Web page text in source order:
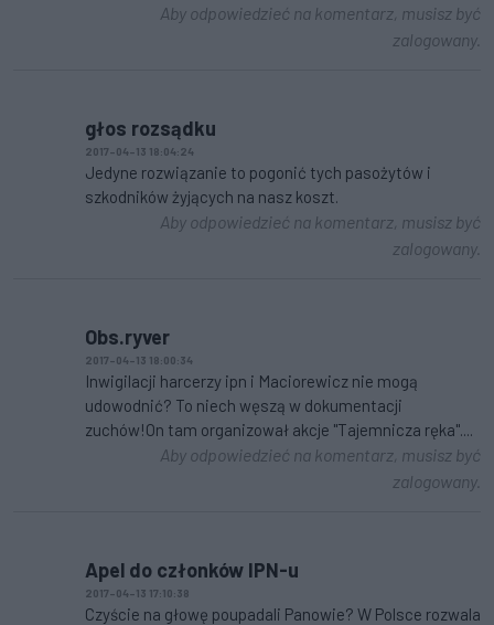
Aby odpowiedzieć na komentarz, musisz być
zalogowany.
głos rozsądku
2017-04-13 18:04:24
Jedyne rozwiązanie to pogonić tych pasożytów i
szkodników żyjących na nasz koszt.
Aby odpowiedzieć na komentarz, musisz być
zalogowany.
Obs.ryver
2017-04-13 18:00:34
Inwigilacji harcerzy ipn i Maciorewicz nie mogą
udowodnić? To niech węszą w dokumentacji
zuchów!On tam organizował akcje "Tajemnicza ręka"....
Aby odpowiedzieć na komentarz, musisz być
zalogowany.
Apel do członków IPN-u
2017-04-13 17:10:38
Czyście na głowę poupadali Panowie? W Polsce rozwala